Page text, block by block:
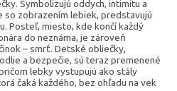
Symbolizujú oddych, intimitu a
so zobrazením lebiek, predstavujú
Posteľ, miesto, kde končí každý
do neznáma, je zároveň
– smrť. Detské obliečky,
a bezpečie, sú teraz premenené
lebky vystupujú ako stály
čaká každého, bez ohľadu na vek